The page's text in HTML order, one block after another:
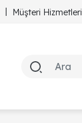
Müşteri Hizmetleri